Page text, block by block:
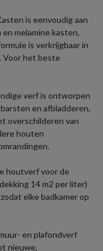
is eenvoudig aan
melamine kasten,
is verkrijgbaar in
Voor het beste
verf is ontworpen
en afbladderen,
overschilderen van
houten
houtverf voor de
14 m2 per liter)
elke badkamer op
en plafondverf
nieuwe,